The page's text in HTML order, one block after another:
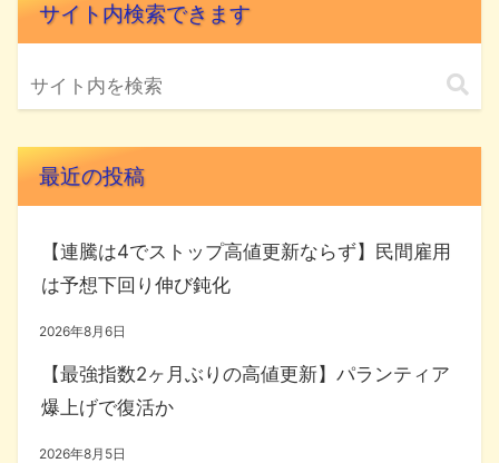
サイト内検索できます
最近の投稿
【連騰は4でストップ高値更新ならず】民間雇用
は予想下回り伸び鈍化
2026年8月6日
【最強指数2ヶ月ぶりの高値更新】パランティア
爆上げで復活か
2026年8月5日